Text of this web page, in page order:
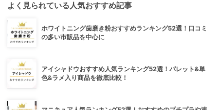
よく見られている人気おすすめ記事
ホワイトニング歯磨き粉おすすめランキング52選！口コミ
の多い市販品を中心に
アイシャドウおすすめ人気ランキング52選！パレット&単
色&ラメ入り商品を徹底比較！